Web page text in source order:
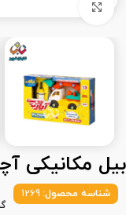
بیل مکانیکی
شناسه محصول: 1269